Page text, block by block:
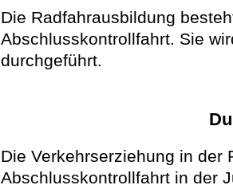
Die Radfahrausbildung
Abschlusskontrollfahrt. Sie
durchgeführt.
Die Verkehrserziehung in der
Abschlusskontrollfahrt in der